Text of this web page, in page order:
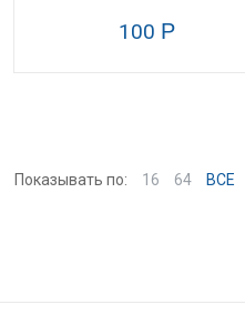
100 Р
Показывать по: 16 64 ВСЕ